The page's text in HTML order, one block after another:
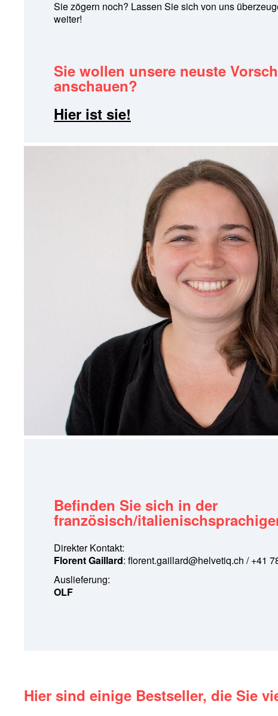
Sie zögern noch? Lassen Sie sich von uns
weiter!
Sie wollen unsere neuste
anschauen?
Hier ist sie!
Befinden Sie sich in der
französisch/
Direkter Kontakt:
Florent Gaillard: florent.gaillard@helvetiq.ch / +41
Auslieferung:
OLF
Hier sind einige Bestseller, die Sie